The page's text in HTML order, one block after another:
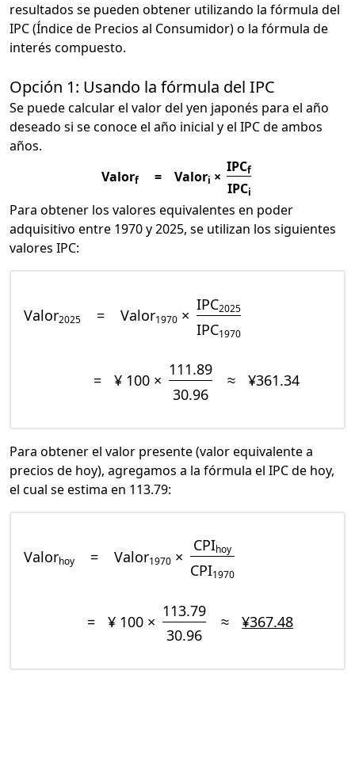
resultados se pueden obtener utilizando la fórmula del
IPC (Índice de Precios al Consumidor) o la fórmula de
interés compuesto.
Opción 1: Usando la fórmula del IPC
Se puede calcular el valor del yen japonés para el año
deseado si se conoce el año inicial y el IPC de ambos
años.
Valorf = Valori ×
IPCf
IPCi
Para obtener los valores equivalentes en poder
adquisitivo entre 1970 y 2025, se utilizan los siguientes
valores IPC:
Valor2025 = Valor1970 ×
IPC2025
IPC1970
= ¥ 100 ×
111.89
30.96
≈ ¥361.34
Para obtener el valor presente (valor equivalente a
precios de hoy), agregamos a la fórmula el IPC de hoy,
el cual se estima en 113.79:
Valorhoy = Valor1970 ×
CPIhoy
CPI1970
= ¥ 100 ×
113.79
30.96
≈ ¥367.48